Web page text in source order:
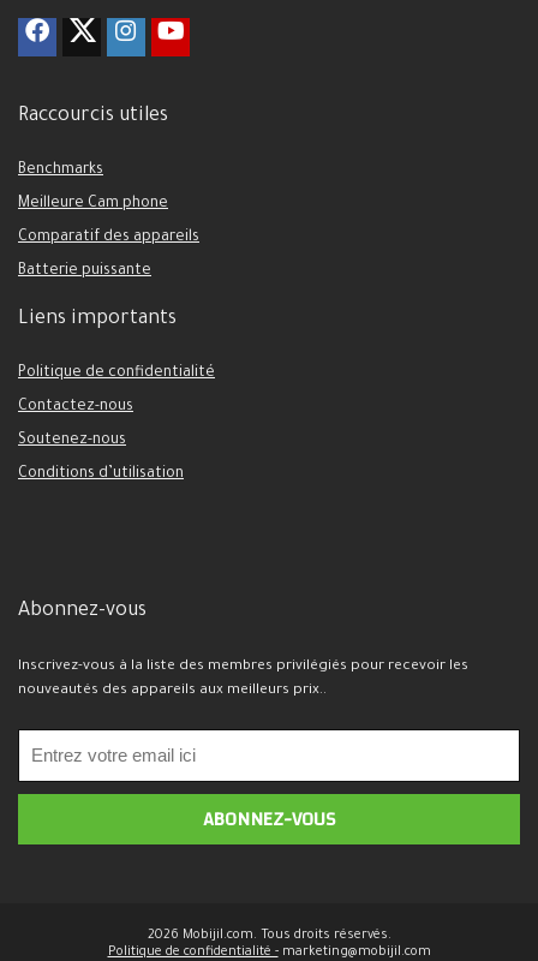
Raccourcis utiles
Benchmarks
Meilleure Cam phone
Comparatif des appareils
Batterie puissante
Liens importants
Politique de confidentialité
Contactez-nous
Soutenez-nous
Conditions d’utilisation
Abonnez-vous
Inscrivez-vous à la liste des membres privilégiés pour recevoir les
nouveautés des appareils aux meilleurs prix..
2026 Mobijil.com. Tous droits réservés.
Politique de confidentialité - marketing@mobijil.com